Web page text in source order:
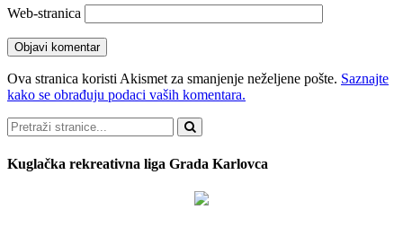
Web-stranica
Ova stranica koristi Akismet za smanjenje neželjene pošte. Saznajte
kako se obrađuju podaci vaših komentara.
Pretraži
Kuglačka rekreativna liga Grada Karlovca